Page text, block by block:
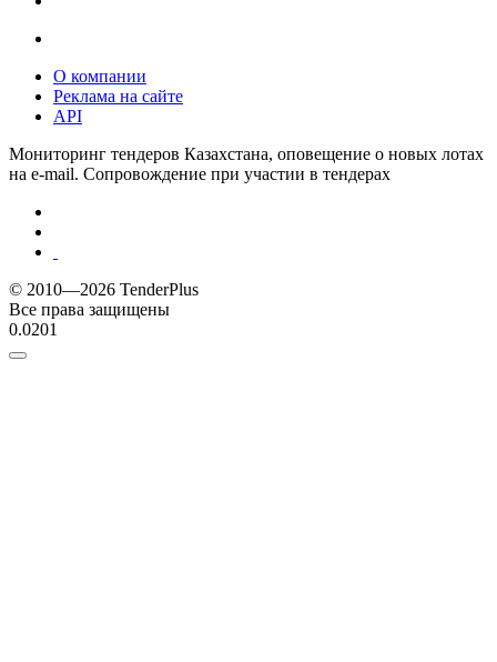
О компании
Реклама на сайте
API
Мониторинг тендеров Казахстана, оповещение о новых лотах
на e-mail. Сопровождение при участии в тендерах
© 2010—2026 TenderPlus
Все права защищены
0.0201